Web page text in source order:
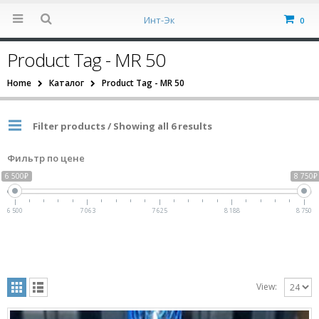
Инт-Эк 0
Product Tag - MR 50
Home Каталог Product Tag - MR 50
Filter products / Showing all 6 results
Фильтр по цене
6 500₽ 8 750₽
6 500 7 063 7 625 8 188 8 750
View: